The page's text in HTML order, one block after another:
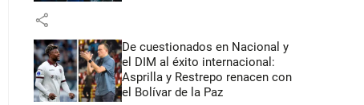
share
De cuestionados en Nacional y
el DIM al éxito internacional:
Asprilla y Restrepo renacen con
el Bolívar de la Paz